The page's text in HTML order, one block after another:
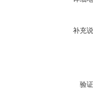
补充
验